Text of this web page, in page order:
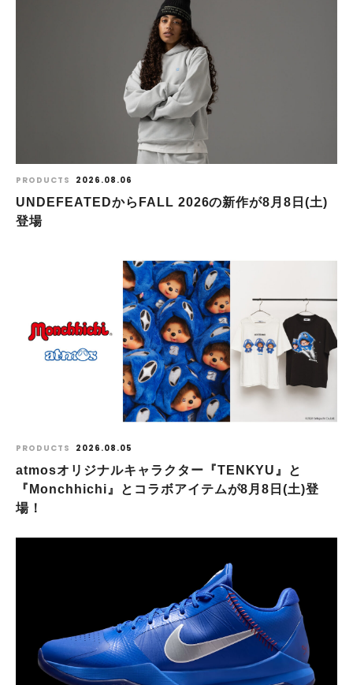
PRODUCTS 2026.08.06
UNDEFEATEDからFALL 2026の新作が8⽉8⽇(⼟)
登場
PRODUCTS 2026.08.05
atmosオリジナルキャラクター『TENKYU』と
『Monchhichi』とコラボアイテムが8月8日(土)登
場！